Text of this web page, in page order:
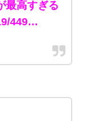
最高すぎる
449…